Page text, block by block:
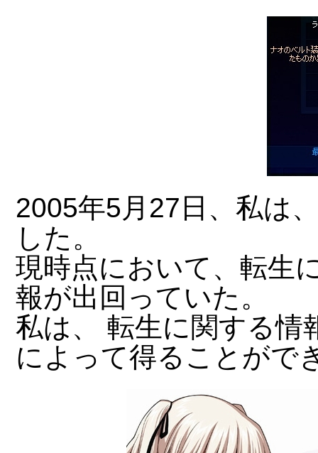
2005年5月27日、私は
した。
現時点において、転生
報が出回っていた。
私は、 転生に関する情
によって得ることがで